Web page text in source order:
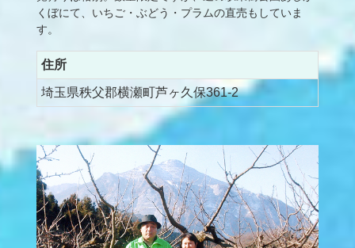
くぼにて、いちご・ぶどう・プラムの直売もしていま
す。
住所
埼玉県秩父郡横瀬町芦ヶ久保361-2